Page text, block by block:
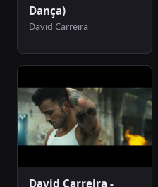
Dança)
David Carreira
David Carreira -